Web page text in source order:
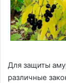
Для защиты
различные